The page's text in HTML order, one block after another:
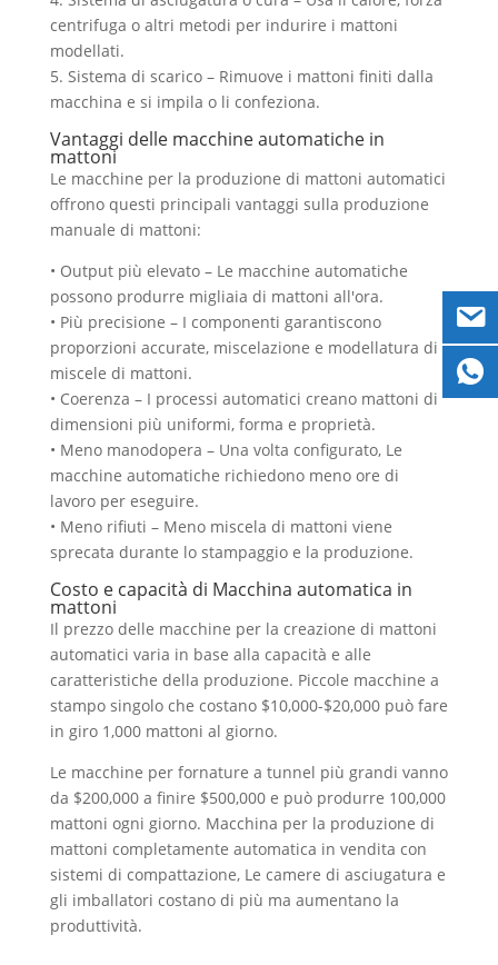
centrifuga o altri metodi per indurire i mattoni
modellati.
5. Sistema di scarico – Rimuove i mattoni finiti dalla
macchina e si impila o li confeziona.
Vantaggi delle macchine automatiche in
mattoni
Le macchine per la produzione di mattoni automatici
offrono questi principali vantaggi sulla produzione
manuale di mattoni:
• Output più elevato – Le macchine automatiche
possono produrre migliaia di mattoni all'ora.
• Più precisione – I componenti garantiscono
proporzioni accurate, miscelazione e modellatura di
miscele di mattoni.
• Coerenza – I processi automatici creano mattoni di
dimensioni più uniformi, forma e proprietà.
• Meno manodopera – Una volta configurato, Le
macchine automatiche richiedono meno ore di
lavoro per eseguire.
• Meno rifiuti – Meno miscela di mattoni viene
sprecata durante lo stampaggio e la produzione.
Costo e capacità di Macchina automatica in
mattoni
Il prezzo delle macchine per la creazione di mattoni
automatici varia in base alla capacità e alle
caratteristiche della produzione. Piccole macchine a
stampo singolo che costano $10,000-$20,000 può fare
in giro 1,000 mattoni al giorno.
Le macchine per fornature a tunnel più grandi vanno
da $200,000 a finire $500,000 e può produrre 100,000
mattoni ogni giorno. Macchina per la produzione di
mattoni completamente automatica in vendita con
sistemi di compattazione, Le camere di asciugatura e
gli imballatori costano di più ma aumentano la
produttività.